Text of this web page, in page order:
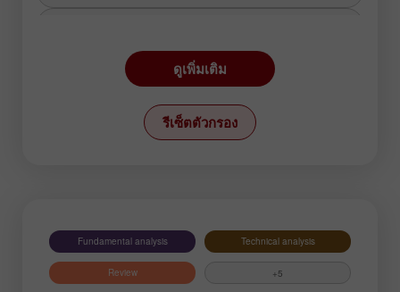
ตลาดหุ้น
แผนการเทรด
EURUSD
GBPUSD
USDCHF
USDCAD
USDJPY
ดูเพิ่มเติม
รีเซ็ตตัวกรอง
Fundamental analysis Technical analysis
Review +5